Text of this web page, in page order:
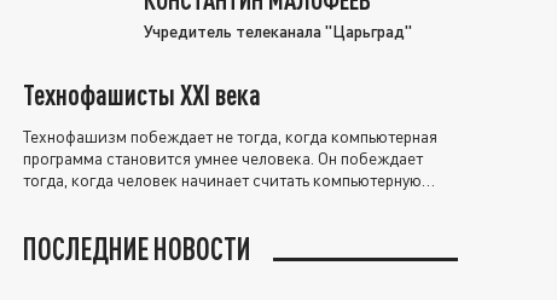
Учредитель телеканала "Царьград"
Технофашисты XXI века
Технофашизм побеждает не тогда, когда компьютерная
программа становится умнее человека. Он побеждает
тогда, когда человек начинает считать компьютерную
ПОСЛЕДНИЕ НОВОСТИ